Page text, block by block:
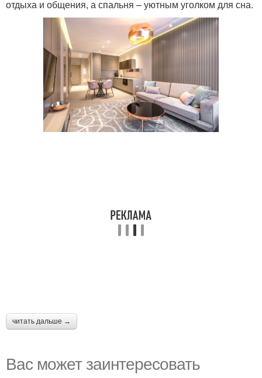
отдыха и общения, а спальня – уютным уголком для сна.
читать дальше →
Вас может заинтересовать